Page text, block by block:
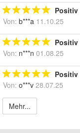
Positiv
Von: b***a 11.10.25
Positiv
Von: n***n 01.08.25
Positiv
Von: o***v 28.07.25
Mehr...